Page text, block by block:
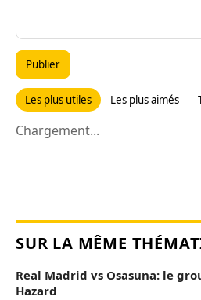
Publier
Les plus utiles Les plus aimés
Chargement...
SUR LA MÊME
Real Madrid vs Osasuna: le
Hazard